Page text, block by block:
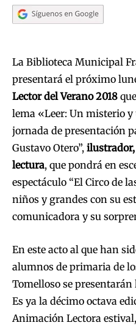
La Biblioteca Municipal
presentará el próximo
Lector del Verano 2018
lema «Leer: Un misterio
jornada de presentación
Gustavo Otero”,
lectura, que pondrá en
espectáculo “El Circo de
niños y grandes con su
comunicadora y su
En este acto al que han
alumnos de primaria de
Tomelloso se
Es ya la décimo octava
Animación Lectora